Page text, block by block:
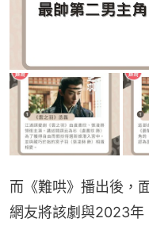
而《難哄》播出後，
網友將該劇與2023年